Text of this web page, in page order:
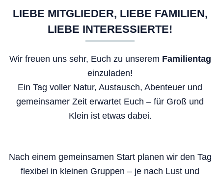
LIEBE MITGLIEDER, LIEBE FAMILIEN,
LIEBE INTERESSIERTE!
Wir freuen uns sehr, Euch zu unserem Familientag
einzuladen!
Ein Tag voller Natur, Austausch, Abenteuer und
gemeinsamer Zeit erwartet Euch – für Groß und
Klein ist etwas dabei.
Nach einem gemeinsamen Start planen wir den Tag
flexibel in kleinen Gruppen – je nach Lust und